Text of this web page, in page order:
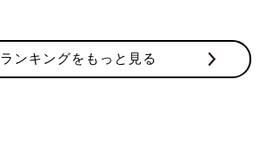
ランキングをもっと見る